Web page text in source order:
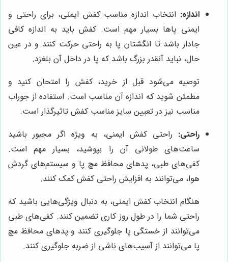
اندازه: انتخاب اندازه مناسب کفش ایمنی، برای راحتی و
ایمنی پاها بسیار مهم است. کفش باید به اندازه کافی
جادار باشد تا انگشتان پا به راحتی حرکت کنند و در عین
حال، نباید آنقدر بزرگ باشد که پا در داخل آن بلغزد.
توصیه می‌شود قبل از خرید، کفش را امتحان کنید و
مطمئن شوید که اندازه آن مناسب است. استفاده از جوراب
مناسب نیز در تعیین سایز مناسب کفش تاثیرگذار است.
راحتی: راحتی کفش ایمنی، به ویژه اگر مجبور باشید
ساعت‌های طولانی آن را بپوشید، بسیار مهم است.
کفی‌های طبی، پدهای محافظ مچ پا و سیستم‌های گردش
هوا، می‌توانند به افزایش راحتی کفش کمک کنند.
هنگام انتخاب کفش ایمنی، به دنبال ویژگی‌هایی باشید که
راحتی شما را در طول روز کاری تضمین کنند. کفی‌های طبی
می‌توانند از خستگی پا جلوگیری کنند و پدهای محافظ مچ
پا می‌توانند از آسیب‌های ناشی از ضربه جلوگیری کنند.